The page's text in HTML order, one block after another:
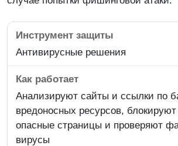
Антивирусные решения
Анализируют сайты и ссылки по
вредоносных ресурсов,
опасные страницы и проверяют
вирусы